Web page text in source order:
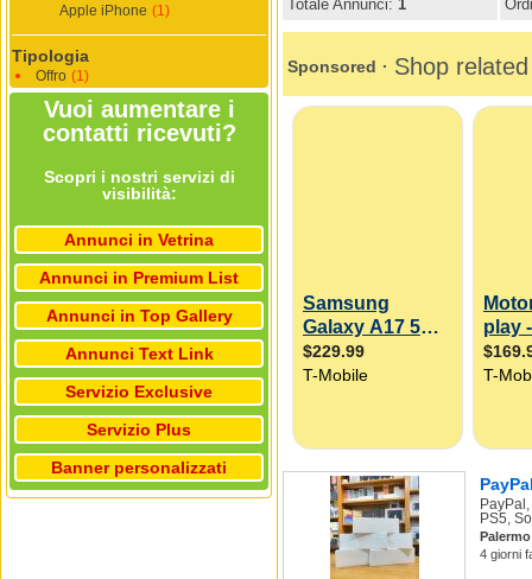
Apple iPhone (1)
Tipologia
Offro (1)
Vuoi aumentare i
contatti ricevuti?
Scopri i nostri servizi di
visibilità:
Annunci in Vetrina
Annunci in Premium List
Annunci in Top Gallery
Annunci Text Link
Servizio Exclusive
Servizio Plus
Banner personalizzati
Totale Annunci: 1
PS5,
Palermo
4 giorni